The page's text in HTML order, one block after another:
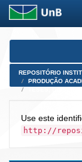
Skip
REPOSITÓRIO
PRODUÇÃO
Use este
http://